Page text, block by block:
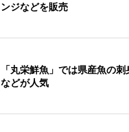
ンジなどを販売
「丸栄鮮魚」では県産魚の
などが人気